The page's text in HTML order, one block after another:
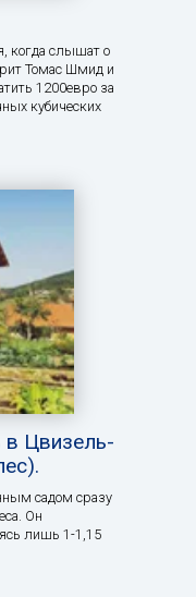
когда слышат о
Томас Шмид и
1200евро за
кубических
Цвизель-
садом сразу
Он
лишь 1-1,15